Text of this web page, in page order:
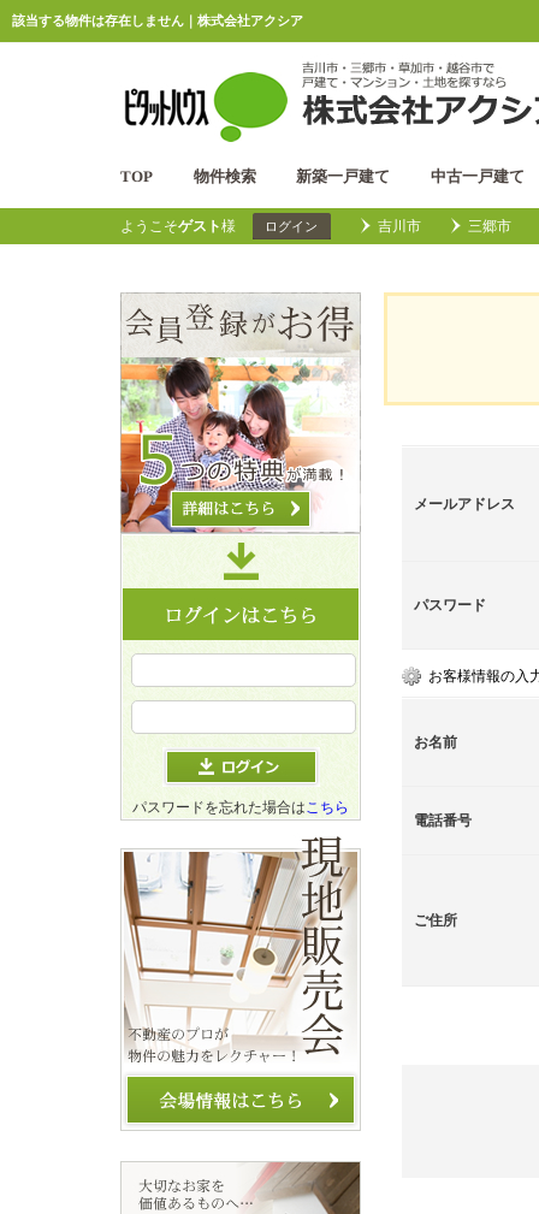
該当する物件は存在しません｜株式会社アクシア
TOP 物件検索 新築一戸建て 中古一戸建て
ようこそゲスト様 ログイン 吉川市 三郷市
メールアドレス
パスワード
お客様情報の入
お名前
電話番号
ご住所
パスワードを忘れた場合はこちら